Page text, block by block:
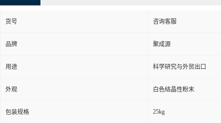
货号 咨询客服
品牌 聚成源
用途 科学研究与外贸出口
外观 白色结晶性粉末
包装规格 25kg